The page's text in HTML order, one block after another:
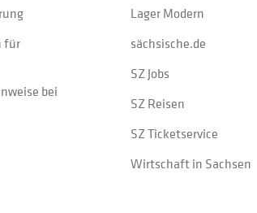
für
bei
Lager Modern
sächsische.de
SZ Jobs
SZ Reisen
SZ Ticketservice
Wirtschaft in Sachsen